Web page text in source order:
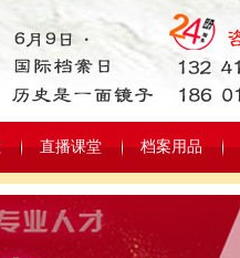
直播课堂 档案用品